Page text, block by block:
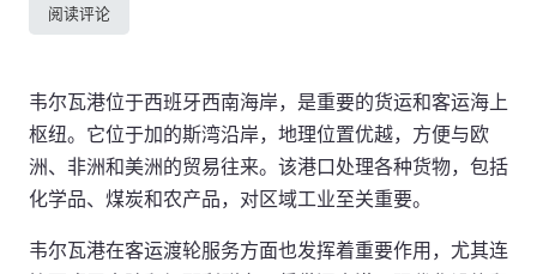
阅读评论
韦尔瓦港位于西班牙西南海岸，是重要的货运和客运海上
枢纽。它位于加的斯湾沿岸，地理位置优越，方便与欧
洲、非洲和美洲的贸易往来。该港口处理各种货物，包括
化学品、煤炭和农产品，对区域工业至关重要。
韦尔瓦港在客运渡轮服务方面也发挥着重要作用，尤其连